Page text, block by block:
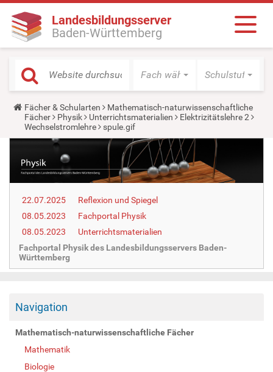
Landesbildungsserver
Baden-Württemberg
Fach wählen Schulstufe
Y
o
u
a
h
e
r
:
Fächer & Schularten
Mathematisch-naturwissenschaftliche
Fächer
Physik Unterrichtsmaterialien
Elektrizitätslehre 2
Wechselstromlehre
spule.gif
22.07.2025
Reflexion und Spiegel
08.05.2023
Fachportal Physik
08.05.2023
Unterrichtsmaterialien
Fachportal Physik des Landesbildungsservers Baden-
Württemberg
Navigation
Mathematisch-naturwissenschaftliche Fächer
Mathematik
Biologie